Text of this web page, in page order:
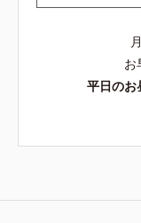
お
平日のお